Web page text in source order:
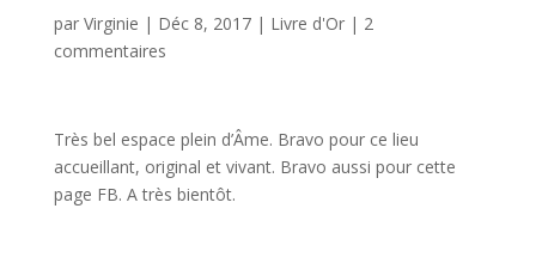
par Virginie | Déc 8, 2017| Livre d'Or| 2
commentaires
Très bel espace plein d’Âme. Bravo pour ce lieu
accueillant, original et vivant. Bravo aussi pour cette
page FB. A très bientôt.